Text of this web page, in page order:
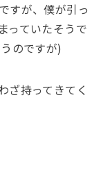
すが、僕が引っ
っていたそうで
のですが)
ざ持ってきてく